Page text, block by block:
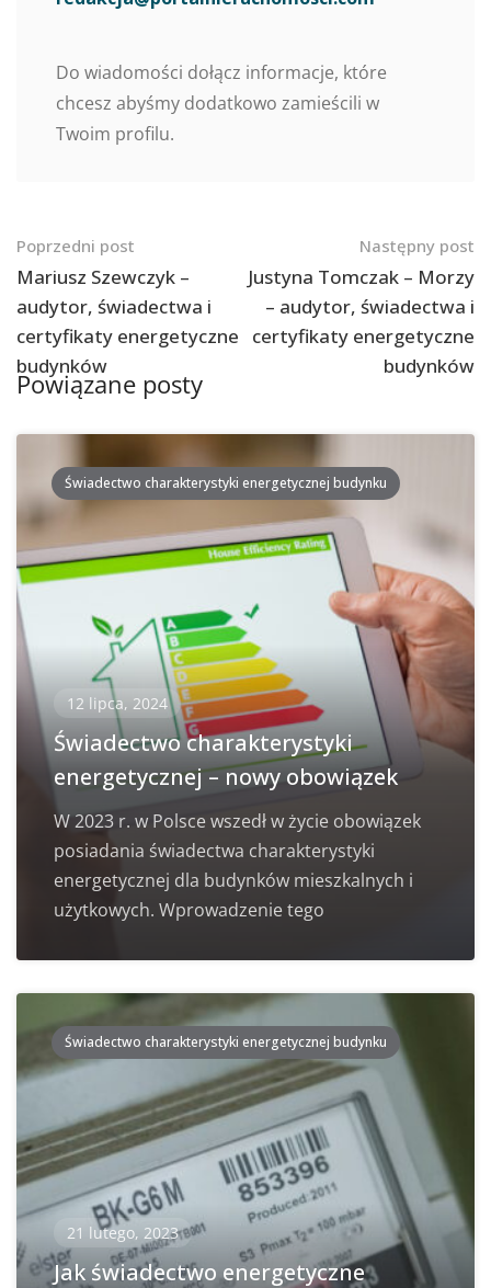
Do wiadomości dołącz informacje, które
chcesz abyśmy dodatkowo zamieścili w
Twoim profilu.
Nawigacja
po
postach
Poprzedni post
Mariusz Szewczyk –
audytor, świadectwa i
certyfikaty energetyczne
budynków
Następny post
Justyna Tomczak – Morzy
– audytor, świadectwa i
certyfikaty energetyczne
budynków
Powiązane posty
Świadectwo charakterystyki energetycznej budynku
12 lipca, 2024
Świadectwo charakterystyki
energetycznej – nowy obowiązek
W 2023 r. w Polsce wszedł w życie obowiązek
posiadania świadectwa charakterystyki
energetycznej dla budynków mieszkalnych i
użytkowych. Wprowadzenie tego
Świadectwo charakterystyki energetycznej budynku
21 lutego, 2023
Jak świadectwo energetyczne